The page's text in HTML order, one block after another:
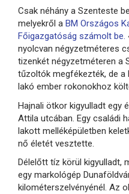
Csak néhány a Szenteste
melyekről a BM Országos
Főigazgatóság számolt be.
nyolcvan négyzetméteres
tizenkét négyzetméteren a
tűzoltók megfékezték, de a
lakó ember rokonokhoz
Hajnali ötkor kigyulladt egy
Attila utcában. Egy családi
lakott melléképületben
nő életét vesztette.
Délelőtt tíz körül kigyulladt,
egy markológép
kilométerszelvényénél. Az